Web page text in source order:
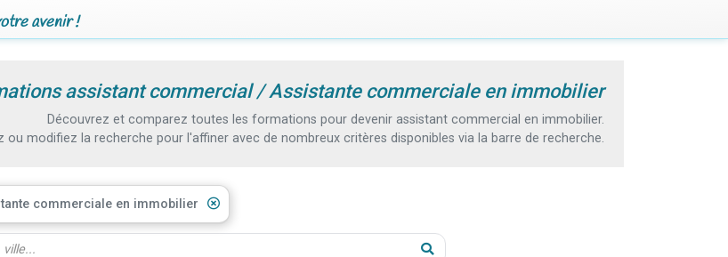
avenir !
assistant commercial / Assistante commerciale en immobilier
Découvrez et comparez toutes les formations pour devenir assistant commercial en immobilier.
ou modifiez la recherche pour l'affiner avec de nombreux critères disponibles via la barre de recherche.
commerciale en immobilier